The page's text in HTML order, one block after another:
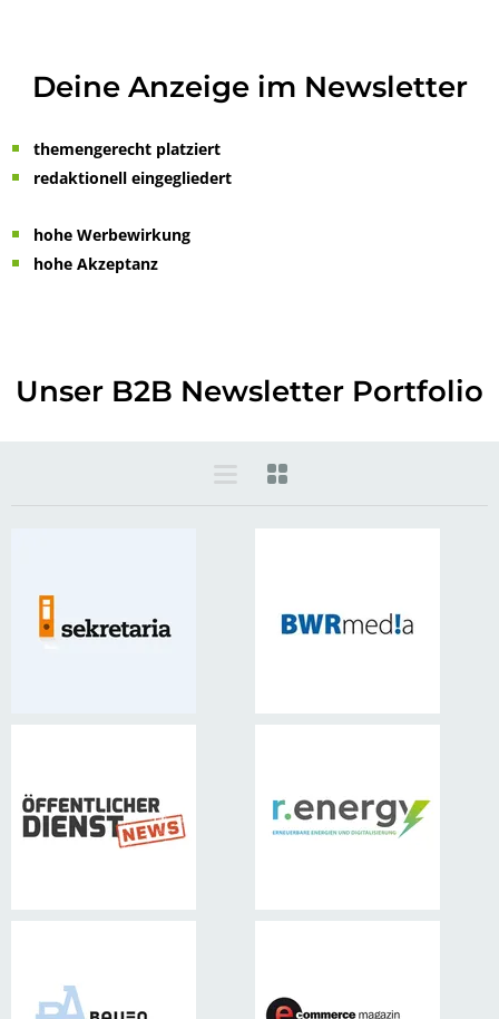
Deine Anzeige im Newsletter
themengerecht platziert
redaktionell eingegliedert
hohe Werbewirkung
hohe Akzeptanz
Unser B2B Newsletter Portfolio